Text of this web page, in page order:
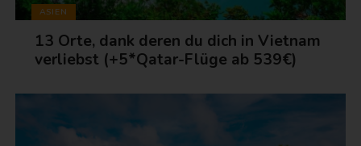
ASIEN
13 Orte, dank deren du dich in Vietnam
verliebst (+5*Qatar-Flüge ab 539€)